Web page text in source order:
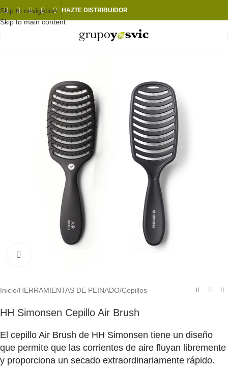
Skip to navigation
Skip to main content
HAZTE DISTRIBUIDOR
Inicio/HERRAMIENTAS DE PEINADO/Cepillos
HH Simonsen Cepillo Air Brush
El cepillo Air Brush de HH Simonsen tiene un diseño
que permite que las corrientes de aire fluyan libremente
y proporciona un secado extraordinariamente rápido.